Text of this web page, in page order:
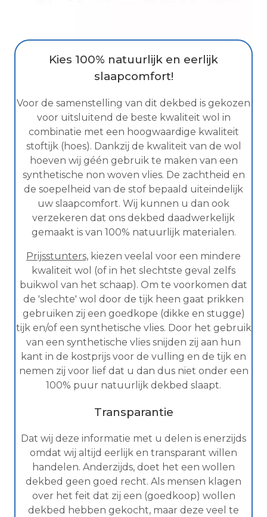
Kies 100% natuurlijk en eerlijk
slaapcomfort!
Voor de samenstelling van dit dekbed is gekozen
voor uitsluitend de beste kwaliteit wol in
combinatie met een hoogwaardige kwaliteit
stoftijk (hoes). Dankzij de kwaliteit van de wol
hoeven wij géén gebruik te maken van een
synthetische non woven vlies. De zachtheid en
de soepelheid van de stof bepaald uiteindelijk
uw slaapcomfort. Wij kunnen u dan ook
verzekeren dat ons dekbed daadwerkelijk
gemaakt is van 100% natuurlijk materialen.
Prijsstunters, kiezen veelal voor een mindere
kwaliteit wol (of in het slechtste geval zelfs
buikwol van het schaap). Om te voorkomen dat
de 'slechte' wol door de tijk heen gaat prikken
gebruiken zij een goedkope (dikke en stugge)
tijk en/of een synthetische vlies. Door het gebruik
van een synthetische vlies snijden zij aan hun
kant in de kostprijs voor de vulling en de tijk en
nemen zij voor lief dat u dan dus niet onder een
100% puur natuurlijk dekbed slaapt.
Transparantie
Dat wij deze informatie met u delen is enerzijds
omdat wij altijd eerlijk en transparant willen
handelen. Anderzijds, doet het een wollen
dekbed geen goed recht. Als mensen klagen
over het feit dat zij een (goedkoop) wollen
dekbed hebben gekocht, maar deze veel te